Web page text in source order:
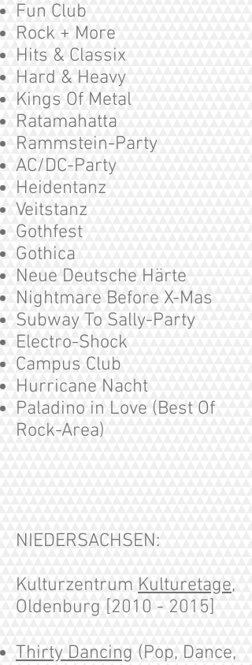
Fun Club
Rock + More
Hits & Classix
Hard & Heavy
Kings Of Metal
Ratamahatta
Rammstein-Party
AC/DC-Party
Heidentanz
Veitstanz
Gothfest
Gothica
Neue Deutsche Härte
Nightmare Before X-Mas
Subway To Sally-Party
Electro-Shock
Campus Club
Hurricane Nacht
Paladino in Love (Best Of
Rock-Area)
NIEDERSACHSEN:
Kulturzentrum Kulturetage,
Oldenburg [2010 - 2015]
Thirty Dancing (Pop, Dance,